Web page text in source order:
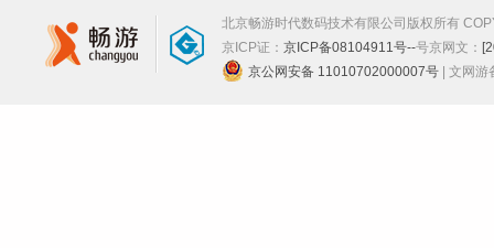
北京畅游时代数码技术有限公司版权所有
京ICP证： 京ICP备08104911号--号京网文：
京公网安备 11010702000007号 | 文网游